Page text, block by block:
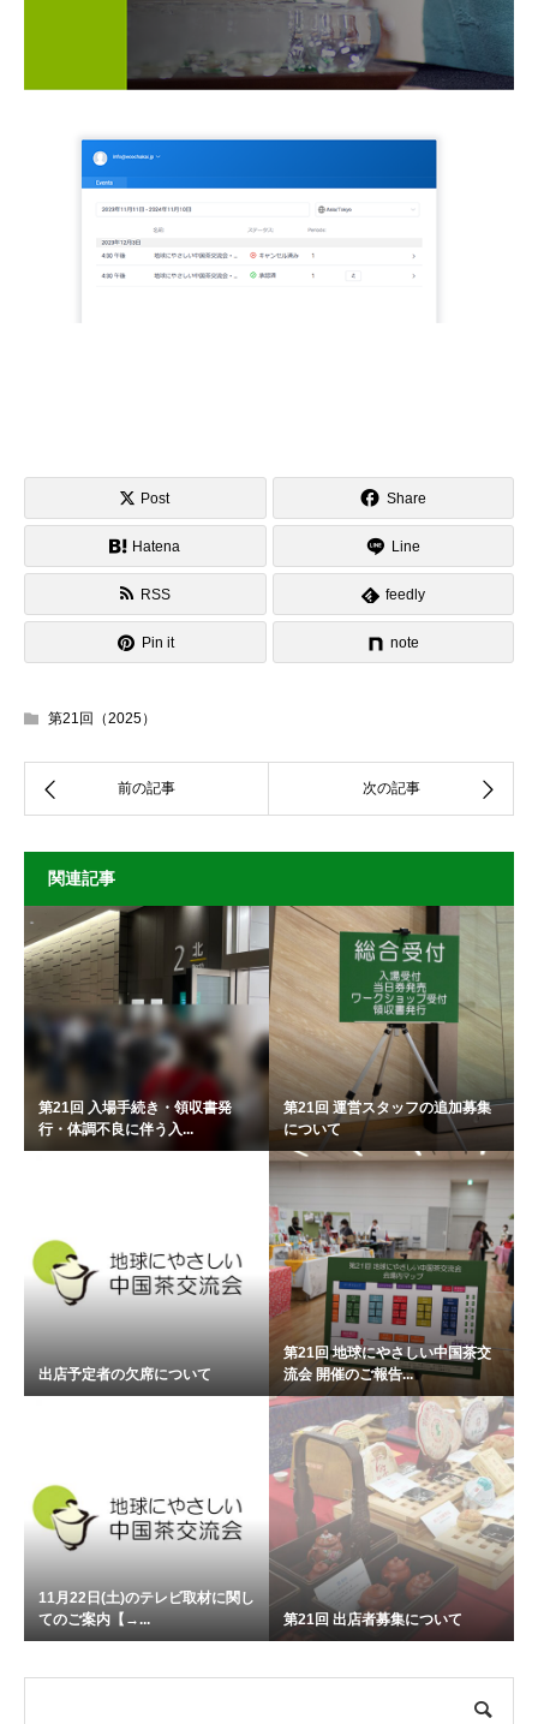
Post Share
Hatena Line
RSS feedly
Pin it note
第21回（2025）
関連記事
第21回 入場手続き・領収書発
行・体調不良に伴う入...
第21回 運営スタッフの追加募集
について
出店予定者の欠席について
第21回 地球にやさしい中国茶交
流会 開催のご報告...
11月22日(土)のテレビ取材に関し
てのご案内【→...
第21回 出店者募集について